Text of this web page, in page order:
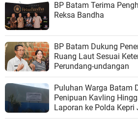
BP Batam Terima
Reksa Bandha
BP Batam Dukung
Ruang Laut Sesuai
Perundang-undangan
Puluhan Warga Batam
Penipuan Kavling
Laporan ke Polda